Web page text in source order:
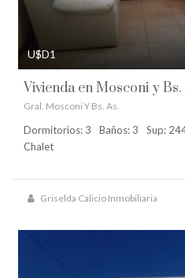
U$D1
Vivienda en Mosconi y
Gral. Mosconi Y Bs. As.
Dormitorios: 3 Baños: 3
Sup:
Chalet
Griselda Calicio Inmobiliaria